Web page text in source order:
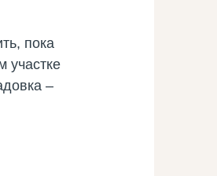
пока
участке
–